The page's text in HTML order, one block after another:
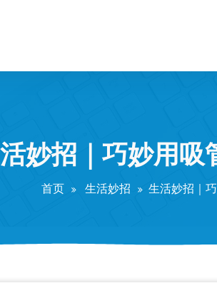
妙招｜巧妙用吸
首页 生活妙招 生活妙招｜